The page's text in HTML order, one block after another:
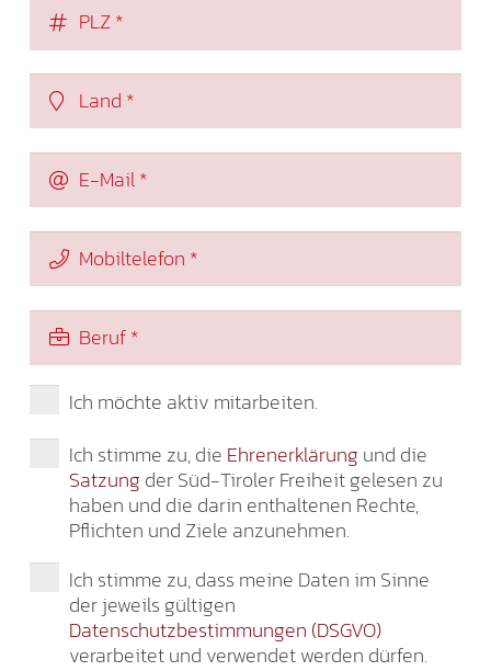
Ich möchte aktiv mitarbeiten.
Ich stimme zu, die Ehrenerklärung und die
Satzung der Süd-Tiroler Freiheit gelesen zu
haben und die darin enthaltenen Rechte,
Pflichten und Ziele anzunehmen.
Ich stimme zu, dass meine Daten im Sinne
der jeweils gültigen
Datenschutzbestimmungen (DSGVO)
verarbeitet und verwendet werden dürfen.